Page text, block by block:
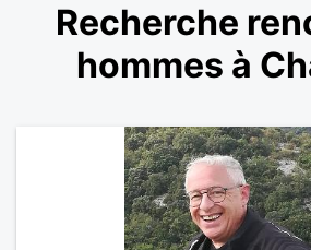
Recherche
hommes à